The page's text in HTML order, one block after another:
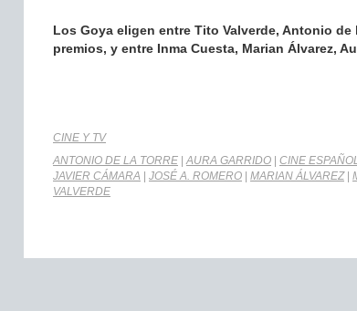
Los Goya eligen entre Tito Valverde, Antonio
premios, y entre Inma Cuesta, Marian Álvarez,
CINE Y TV
ANTONIO DE LA TORRE |AURA GARRIDO CINE
JAVIER CÁMARA
JOSÉ A. ROMERO MARIAN ÁLVAREZ|
VALVERDE